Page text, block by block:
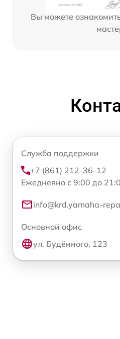
Вы можете
Служба поддержки
+7 (861) 212-36-12
Ежедневно с 9:00 до
info@krd.yamaha-
Основной офис
ул. Будённого, 123